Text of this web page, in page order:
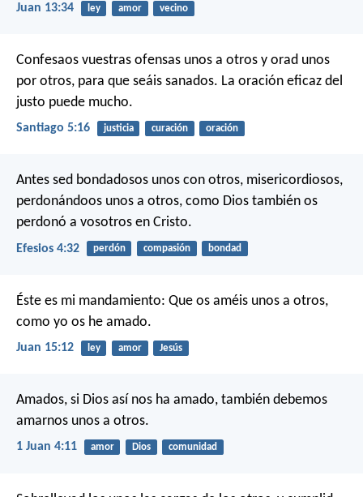
Juan 13:34 ley amor vecino
Confesaos vuestras ofensas unos a otros y orad unos
por otros, para que seáis sanados. La oración eficaz del
justo puede mucho.
Santiago 5:16 justicia curación oración
Antes sed bondadosos unos con otros, misericordiosos,
perdonándoos unos a otros, como Dios también os
perdonó a vosotros en Cristo.
Efesios 4:32 perdón compasión bondad
Éste es mi mandamiento: Que os améis unos a otros,
como yo os he amado.
Juan 15:12 ley amor Jesús
Amados, si Dios así nos ha amado, también debemos
amarnos unos a otros.
1 Juan 4:11 amor Dios comunidad